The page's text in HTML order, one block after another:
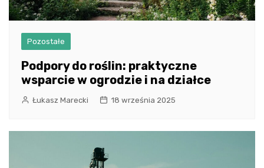
Pozostałe
Podpory do roślin: praktyczne
wsparcie w ogrodzie i na działce
Łukasz Marecki 18 września 2025